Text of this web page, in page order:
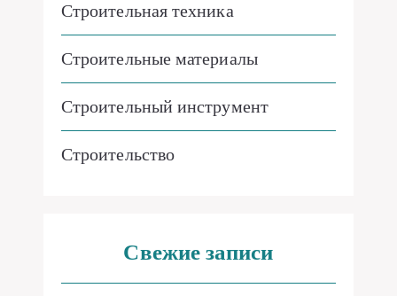
Строительная техника
Строительные материалы
Строительный инструмент
Строительство
Свежие записи